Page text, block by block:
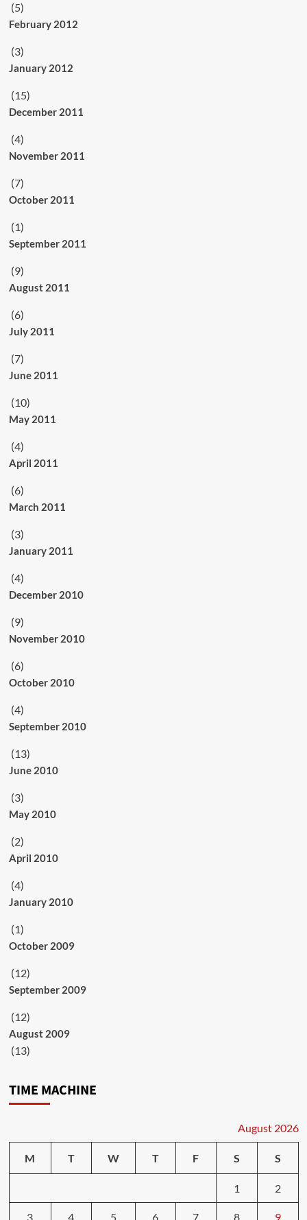
(5)
February 2012
(3)
January 2012
(15)
December 2011
(4)
November 2011
(7)
October 2011
(1)
September 2011
(9)
August 2011
(6)
July 2011
(7)
June 2011
(10)
May 2011
(4)
April 2011
(6)
March 2011
(3)
January 2011
(4)
December 2010
(9)
November 2010
(6)
October 2010
(4)
September 2010
(13)
June 2010
(3)
May 2010
(2)
April 2010
(4)
January 2010
(1)
October 2009
(12)
September 2009
(12)
August 2009
(13)
TIME MACHINE
August 2026
M T W T F S S
1 2
3 4 5 6 7 8 9